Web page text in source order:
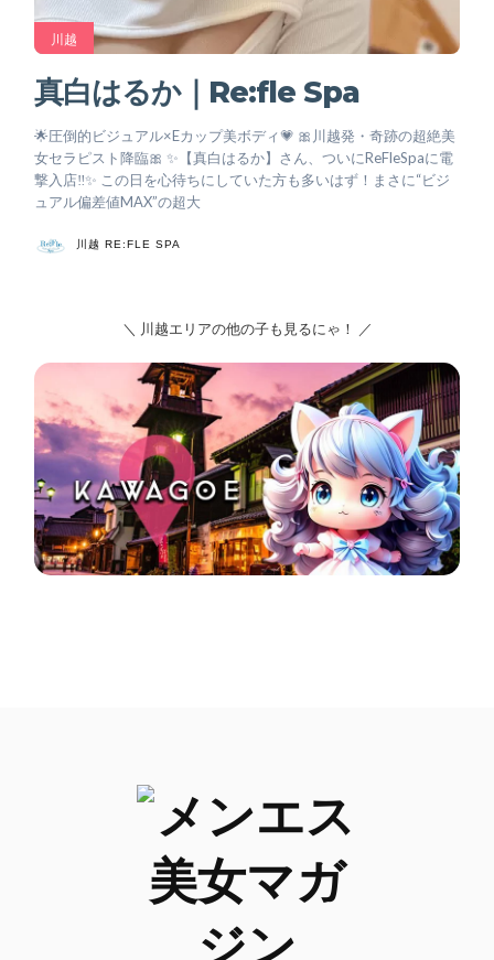
川越
真白はるか｜Re:fle Spa
🌟圧倒的ビジュアル×Eカップ美ボディ💗 🎀川越発・奇跡の超絶美
女セラピスト降臨🎀 ✨【真白はるか】さん、ついにReFleSpaに電
撃入店‼️✨ この日を心待ちにしていた方も多いはず！まさに“ビジ
ュアル偏差値MAX”の超大
川越 RE:FLE SPA
＼ 川越エリアの他の子も見るにゃ！ ／